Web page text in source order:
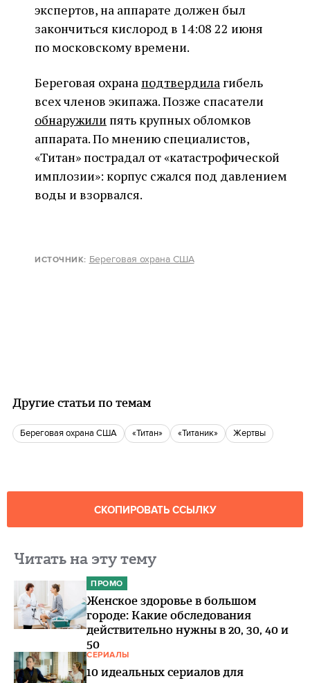
экспертов, на аппарате должен был
закончиться кислород в 14:08 22 июня
по московскому времени.
Береговая охрана подтвердила гибель
всех членов экипажа. Позже спасатели
обнаружили пять крупных обломков
аппарата. По мнению специалистов,
«Титан» пострадал от «катастрофической
имплозии»: корпус сжался под давлением
воды и взорвался.
ИСТОЧНИК: Береговая охрана США
Другие статьи по темам
Береговая охрана США «Титан» «Титаник» Жертвы
СКОПИРОВАТЬ ССЫЛКУ
Читать на эту тему
ПРОМО
Женское здоровье в большом
городе: Какие обследования
действительно нужны в 20, 30, 40 и
50
СЕРИАЛЫ
10 идеальных сериалов для